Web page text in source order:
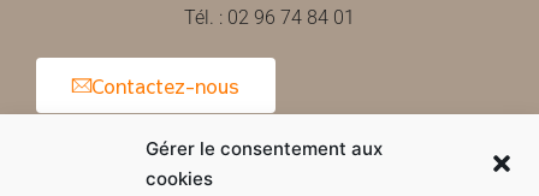
Gérer le consentement aux
cookies
Tél. : 02 96 74 84 01
Contactez-nous